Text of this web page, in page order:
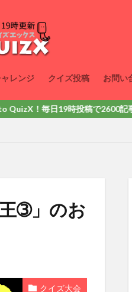
レンジ クイズ投稿 お問い
稿で2600記事以上掲載！動画・
➂」のお
クイズ大会